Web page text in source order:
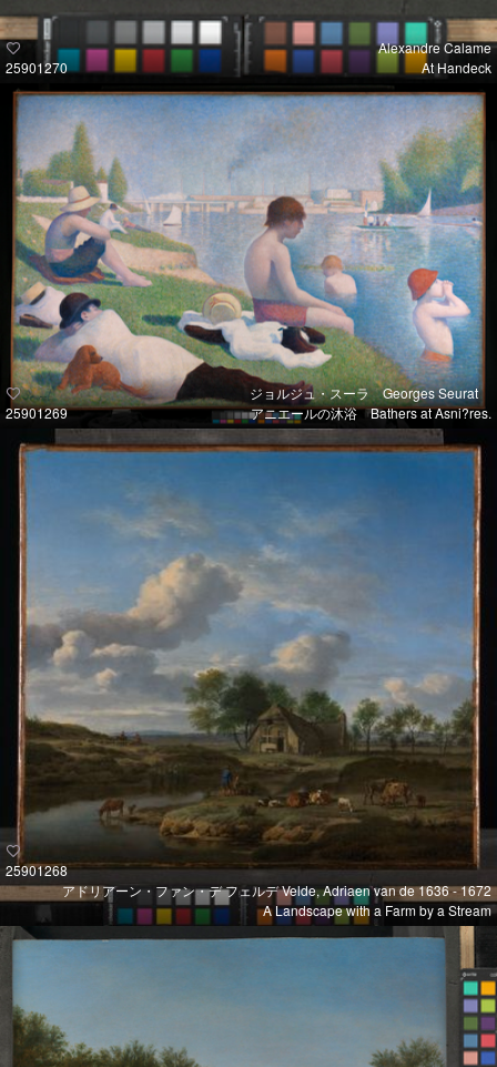
25901270
Alexandre Calame
At Handeck
25901269
ジョルジュ・スーラ Georges Seurat
アニエールの沐浴 Bathers at Asni?res.
25901268
アドリアーン・ファン・デ フェルデ Velde, Adriaen van de 1636 - 1672
A Landscape with a Farm by a Stream